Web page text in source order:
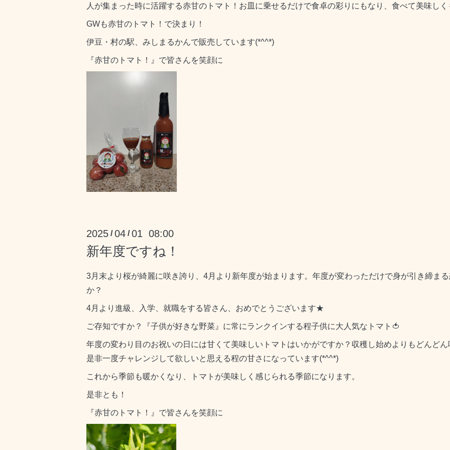
人が集まった時に活躍する赤甘のトマト！お皿に乗せるだけで食卓の彩りにもなり、食べて美味し
GWも赤甘のトマト！で決まり！
伊豆・村の駅、みしまるかんで販売しています(*^^*)
『赤甘のトマト！』で皆さんを笑顔に
2025 /04 /01 08:00
新年度ですね！
3月末より桜が綺麗に咲き誇り、4月より新年度が始まります。 年度が変わっただけで身が引き締ま
か？
4月より進級、入学、就職をする皆さん、おめでとうございます★
ご存知ですか？『子供が好きな野菜』に常にランクインする程子供に大人気なトマト🍅
年度の変わり目のお祝いの日には甘くて美味しいトマトはいかがですか？収穫し始めよりもどんど
是非一度チャレンジして欲しいと思える程の甘さになっています(*^^*)
これから季節も暖かくなり、トマトが美味しく感じられる季節になります。
是非とも！
『赤甘のトマト！』で皆さんを笑顔に